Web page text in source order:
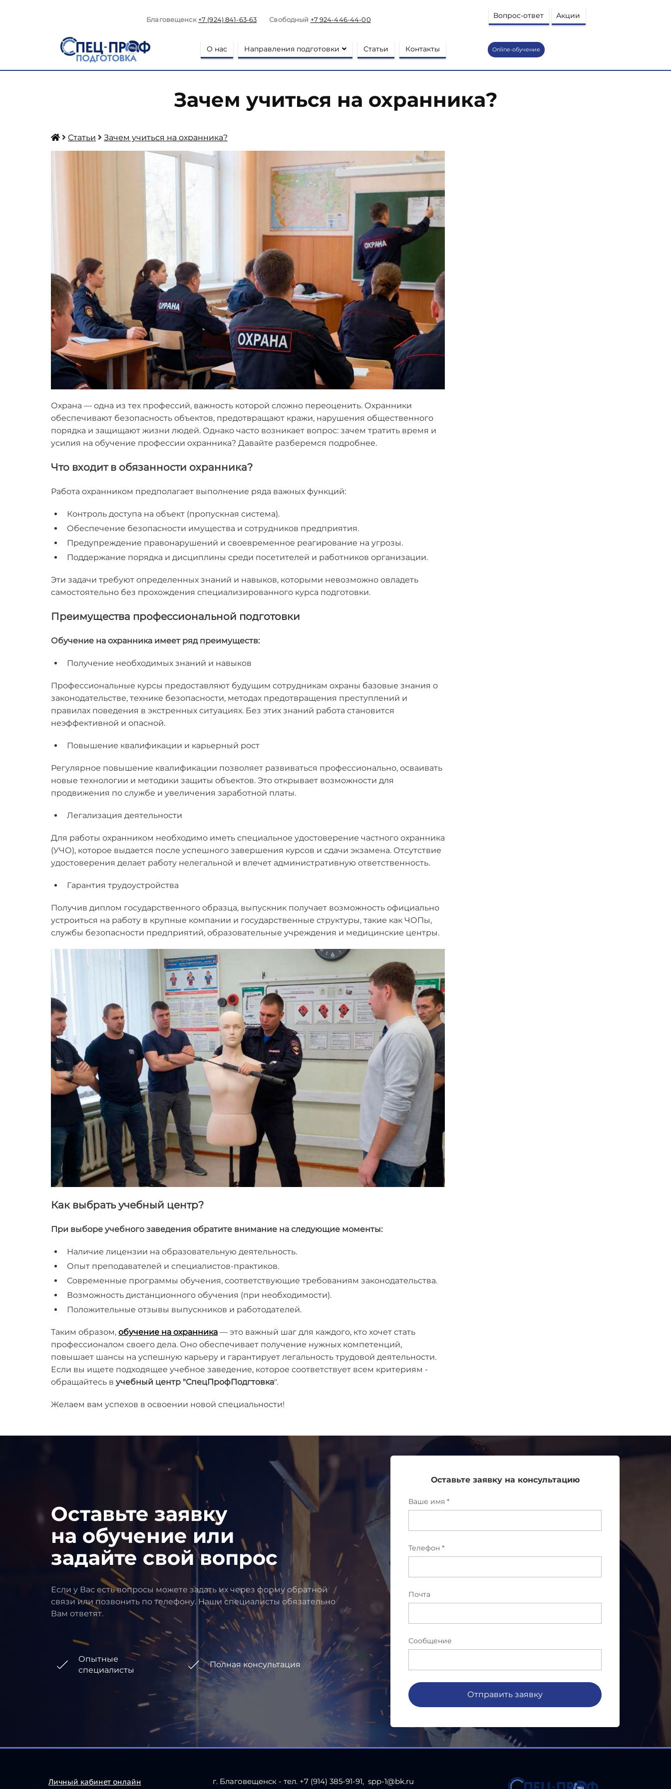
Благовещенск +7 (924) 841-63-63 Свободный +7 924-446-44-00 Вопрос-ответ Акции
О нас Направления подготовки Статьи Контакты Online-обучение
Зачем учиться на охранника?
Статьи Зачем учиться на охранника?
Охрана — одна из тех профессий, важность которой сложно переоценить. Охранники
обеспечивают безопасность объектов, предотвращают кражи, нарушения общественного
порядка и защищают жизни людей. Однако часто возникает вопрос: зачем тратить время и
усилия на обучение профессии охранника? Давайте разберемся подробнее.
Что входит в обязанности охранника?
Работа охранником предполагает выполнение ряда важных функций:
Контроль доступа на объект (пропускная система).
Обеспечение безопасности имущества и сотрудников предприятия.
Предупреждение правонарушений и своевременное реагирование на угрозы.
Поддержание порядка и дисциплины среди посетителей и работников организации.
Эти задачи требуют определенных знаний и навыков, которыми невозможно овладеть
самостоятельно без прохождения специализированного курса подготовки.
Преимущества профессиональной подготовки
Обучение на охранника имеет ряд преимуществ:
Получение необходимых знаний и навыков
Профессиональные курсы предоставляют будущим сотрудникам охраны базовые знания о
законодательстве, технике безопасности, методах предотвращения преступлений и
правилах поведения в экстренных ситуациях. Без этих знаний работа становится
неэффективной и опасной.
Повышение квалификации и карьерный рост
Регулярное повышение квалификации позволяет развиваться профессионально, осваивать
новые технологии и методики защиты объектов. Это открывает возможности для
продвижения по службе и увеличения заработной платы.
Легализация деятельности
Для работы охранником необходимо иметь специальное удостоверение частного охранника
(УЧО), которое выдается после успешного завершения курсов и сдачи экзамена. Отсутствие
удостоверения делает работу нелегальной и влечет административную ответственность.
Гарантия трудоустройства
Получив диплом государственного образца, выпускник получает возможность официально
устроиться на работу в крупные компании и государственные структуры, такие как ЧОПы,
службы безопасности предприятий, образовательные учреждения и медицинские центры.
Как выбрать учебный центр?
При выборе учебного заведения обратите внимание на следующие моменты:
Наличие лицензии на образовательную деятельность.
Опыт преподавателей и специалистов-практиков.
Современные программы обучения, соответствующие требованиям законодательства.
Возможность дистанционного обучения (при необходимости).
Положительные отзывы выпускников и работодателей.
Таким образом, обучение на охранника — это важный шаг для каждого, кто хочет стать
профессионалом своего дела. Оно обеспечивает получение нужных компетенций,
повышает шансы на успешную карьеру и гарантирует легальность трудовой деятельности.
Если вы ищете подходящее учебное заведение, которое соответствует всем критериям -
обращайтесь в учебный центр "СпецПрофПодгтовка".
Желаем вам успехов в освоении новой специальности!
Оставьте заявку
на обучение или
задайте свой вопрос
Если у Вас есть вопросы можете задать их через форму обратной
связи или позвонить по телефону. Наши специалисты обязательно
Вам ответят.
Опытные
специалисты
Полная консультация
Оставьте заявку на консультацию
Ваше имя *
Телефон *
Почта
Сообщение
Отправить заявку
Личный кабинет онлайн
г. Благовещенск - тел. +7 (914) 385-91-91, spp-1@bk.ru